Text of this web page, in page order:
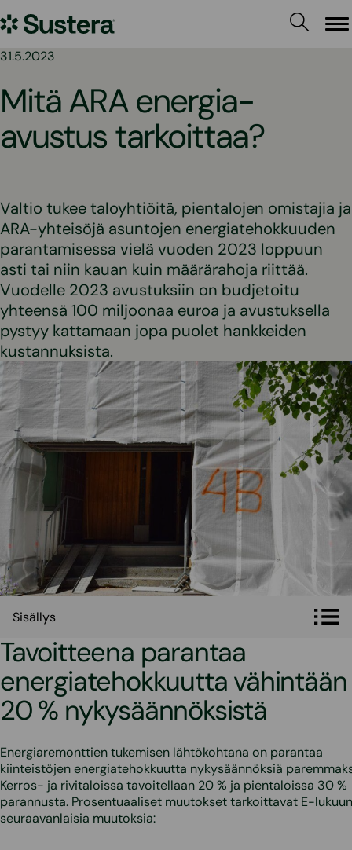
sisältöön
Sustera
31.5.2023
Mitä ARA energia-
avustus tarkoittaa?
Valtio tukee taloyhtiöitä, pientalojen omistajia ja
ARA-yhteisöjä asuntojen energiatehokkuuden
parantamisessa vielä vuoden 2023 loppuun
asti tai niin kauan kuin määrärahoja riittää.
Vuodelle 2023 avustuksiin on budjetoitu
yhteensä 100 miljoonaa euroa ja avustuksella
pystyy kattamaan jopa puolet hankkeiden
kustannuksista.
Sisällys
Tavoitteena parantaa
energiatehokkuutta vähintään
20 % nykysäännöksistä
Energiaremonttien tukemisen lähtökohtana on parantaa
kiinteistöjen energiatehokkuutta nykysäännöksiä
Kerros- ja rivitaloissa tavoitellaan 20 % ja pientaloissa 30 %
parannusta. Prosentuaaliset muutokset tarkoittavat E-lukuun
seuraavanlaisia muutoksia: